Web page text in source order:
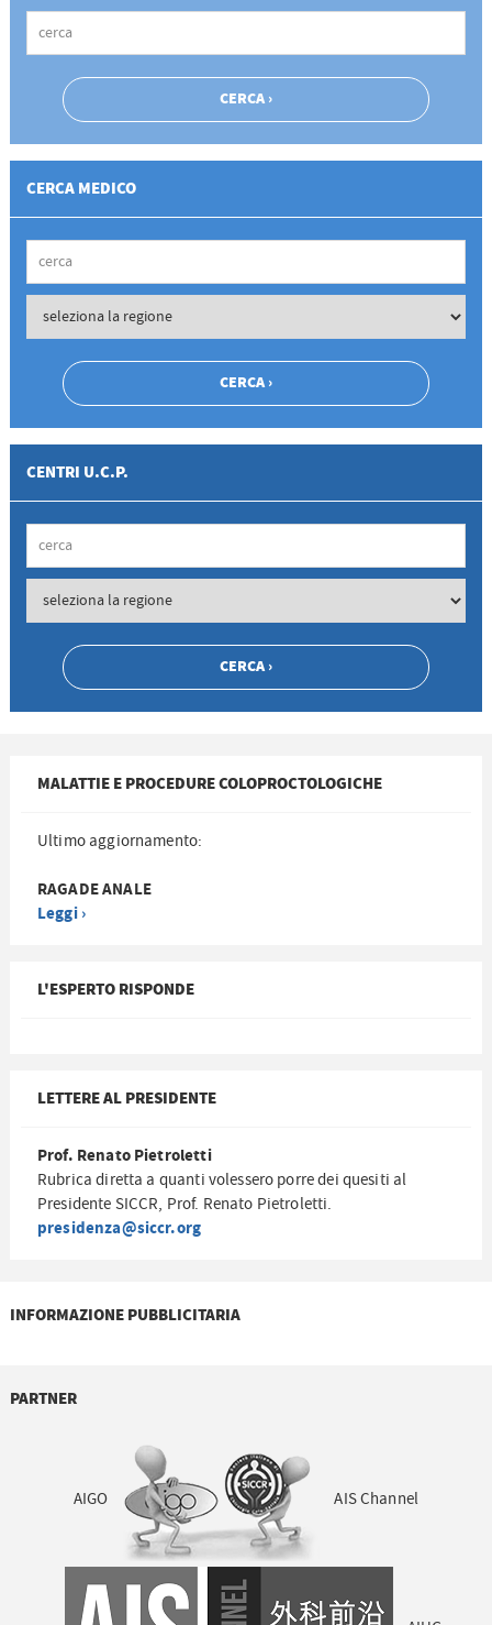
CERCA MEDICO
CENTRI U.C.P.
MALATTIE E PROCEDURE COLOPROCTOLOGICHE
Ultimo aggiornamento:
RAGADE ANALE
Leggi ›
L'ESPERTO RISPONDE
LETTERE AL PRESIDENTE
Prof. Renato Pietroletti
Rubrica diretta a quanti volessero porre dei quesiti al
Presidente SICCR, Prof. Renato Pietroletti.
presidenza@siccr.org
INFORMAZIONE PUBBLICITARIA
PARTNER
AIGO AIS Channel